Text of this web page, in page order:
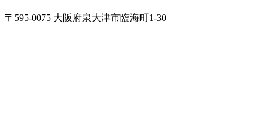
〒595-0075 大阪府泉大津市臨海町1-30